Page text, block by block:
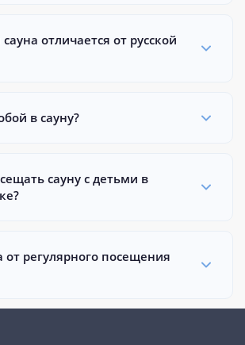
отличается от русской
в сауну?
сауну с детьми в
от регулярного посещения